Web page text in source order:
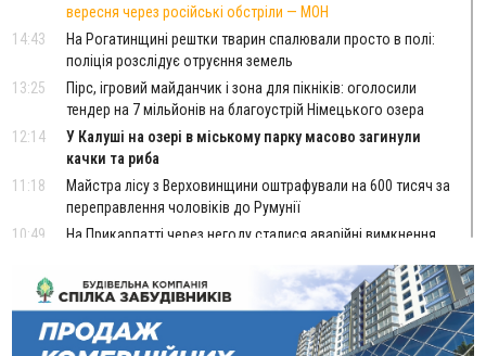
вересня через російські обстріли — МОН
14:43
На Рогатинщині рештки тварин спалювали просто в полі:
поліція розслідує отруєння земель
13:25
Пірс, ігровий майданчик і зона для пікніків: оголосили
тендер на 7 мільйонів на благоустрій Німецького озера
12:14
У Калуші на озері в міському парку масово загинули
качки та риба
11:18
Майстра лісу з Верховинщини оштрафували на 600 тисяч за
переправлення чоловіків до Румунії
10:49
На Прикарпатті через негоду сталися аварійні вимкнення
10:43
За змову на тендері для Долинської лікарні двох
підприємців оштрафували на 272 тисячі гривень
10:09
Яремчанський суд виніс вирок чоловіку, який у Буковелі